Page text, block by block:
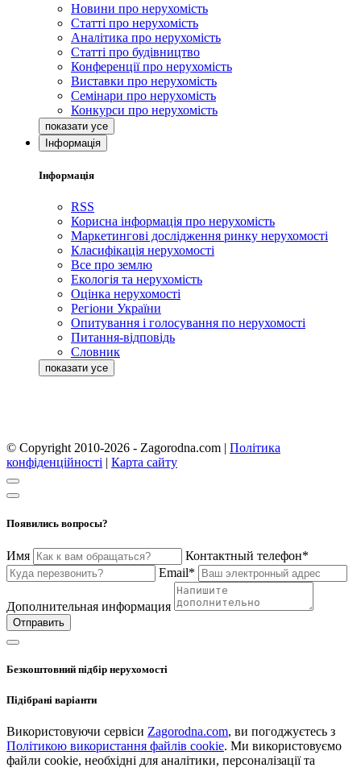
Новини про нерухомість
Статті про нерухомість
Аналітика про нерухомість
Статті про будівництво
Конференції про нерухомість
Виставки про нерухомість
Семінари про нерухомість
Конкурси про нерухомість
Інформація
Інформація
RSS
Корисна інформація про нерухомість
Маркетингові дослідження ринку нерухомості
Класифікація нерухомості
Все про землю
Екологія та нерухомість
Оцінка нерухомості
Регіони України
Опитування і голосування по нерухомості
Питання-відповідь
Словник
© Copyright 2010-2026 - Zagorodna.com | Політика
конфіденційності | Карта сайту
Появились вопросы?
Имя
Контактный телефон*
Email*
Дополнительная информация
Отправить
Безкоштовний підбір нерухомості
Підібрані варіанти
Використовуючи сервіси Zagorodna.com, ви погоджуєтесь з
Політикою використання файлів cookie. Ми використовуємо
файли cookie, необхідні для аналітики, персоналізації та